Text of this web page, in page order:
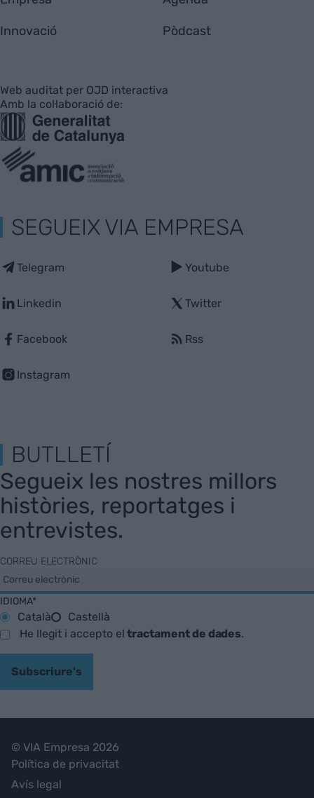
Innovació Pòdcast
Web auditat per OJD interactiva
Amb la col·laboració de:
SEGUEIX VIA EMPRESA
Telegram
Linkedin
Facebook
Instagram
Youtube
Twitter
Rss
BUTLLETÍ
Segueix les nostres millors
històries, reportatges i
entrevistes.
CORREU ELECTRÒNIC
IDIOMA*
Català
Castellà
He llegit i accepto eltractament de dades.
Subscriure's
© VIA Empresa 2026
Política de privacitat
Avís legal